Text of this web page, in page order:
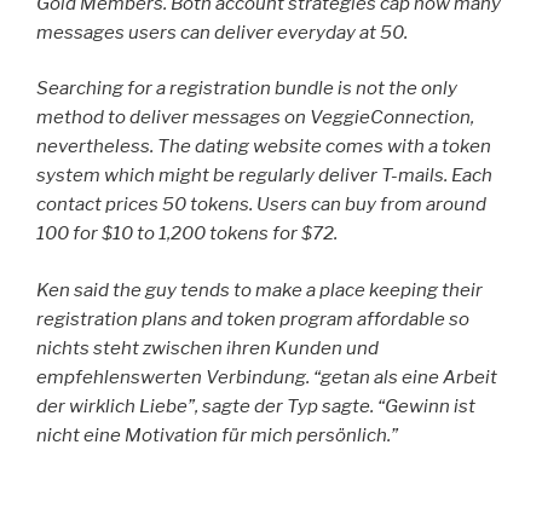
messages users can deliver everyday at 50.
Searching for a registration bundle is not the only
method to deliver messages on VeggieConnection,
nevertheless. The dating website comes with a token
system which might be regularly deliver T-mails. Each
contact prices 50 tokens. Users can buy from around
100 for $10 to 1,200 tokens for $72.
Ken said the guy tends to make a place keeping their
registration plans and token program affordable so
nichts steht zwischen ihren Kunden und
empfehlenswerten Verbindung. “getan als eine Arbeit
der wirklich Liebe”, sagte der Typ sagte. “Gewinn ist
nicht eine Motivation für mich persönlich.”